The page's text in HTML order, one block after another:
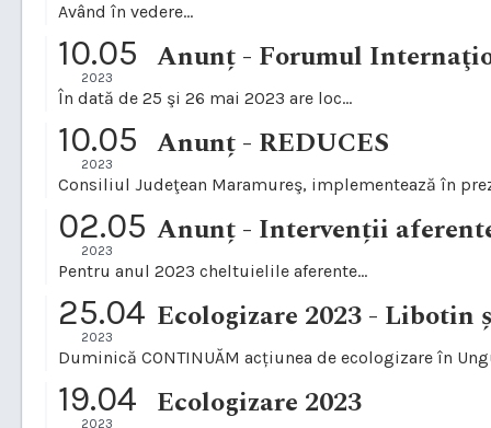
Având în vedere...
10.05
2023
Anunț - Forumul
În dată de 25 şi 26 mai 2023 are loc...
10.05
2023
Anunț - REDUCES
Consiliul Judeţean Maramureş, implementează în
02.05
2023
Anunț - Intervenții
Pentru anul 2023 cheltuielile aferente...
25.04
2023
Ecologizare 2023 - Libotin
Duminică CONTINUĂM acțiunea de ecologizare în
19.04
2023
Ecologizare 2023